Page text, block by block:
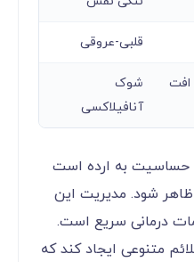
قلبی-عروقی
افت
شوک
آنافیلاکسی
حساسیت به ارده است
شود. مدیریت این
درمانی سریع است.
متنوعی ایجاد کند که